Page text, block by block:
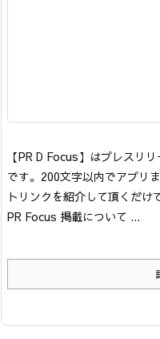
【PR D Focus】はプレスリ
です。200文字以内でアプリ
トリンクを紹介して頂くだ
PR Focus 掲載について ...